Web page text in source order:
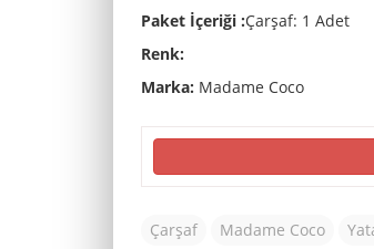
​Paket İçeriği :Çarşaf: 1 Adet
Renk:
Marka: Madame Coco
Çarşaf Madame Coco